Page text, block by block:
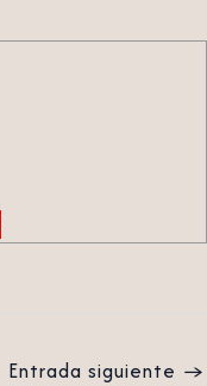
Entrada siguiente →